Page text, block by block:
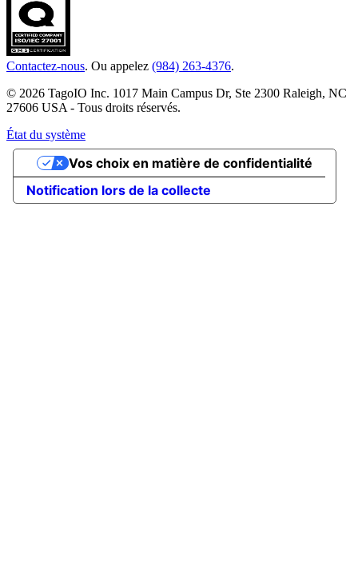
Contactez-nous. Ou appelez (984) 263-4376.
© 2026 TagoIO Inc. 1017 Main Campus Dr, Ste 2300 Raleigh, NC
27606 USA - Tous droits réservés.
État du système
Notification lors de la collecte
Vos choix en matière de confidentialité